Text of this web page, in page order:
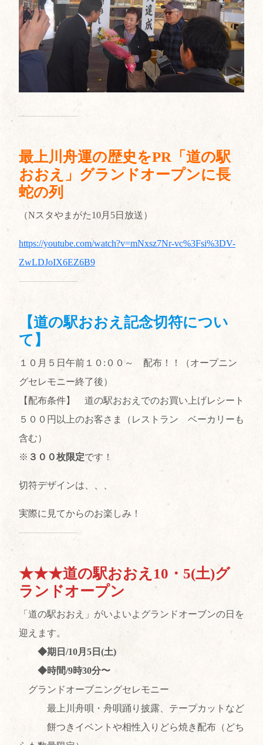
最上川舟運の歴史をPR「道の駅
おおえ」グランドオープンに長
蛇の列
（Nスタやまがた10月5日放送）
https://youtube.com/watch?v=mNxsz7Nr-vc%3Fsi%3DV-
ZwLDJoIX6EZ6B9
【道の駅おおえ記念切符につい
て】
１０月５日午前１０:００～ 配布！！（オープニン
グセレモニー終了後）
【配布条件】 道の駅おおえでのお買い上げレシート
５００円以上のお客さま（レストラン ベーカリーも
含む）
※ ３００枚限定です！
切符デザインは、、、
実際に見てからのお楽しみ！
★★★道の駅おおえ10・5(土)グ
ランドオープン
「道の駅おおえ」がいよいよグランドオーブンの日を
迎えます。
◆期日/10月5日(土)
◆時間/9時30分〜
グランドオーブニングセレモニー
最上川舟唄・舟唄踊り披露、テープカットなど
餅つきイベントや相性入りどら焼き配布（どち